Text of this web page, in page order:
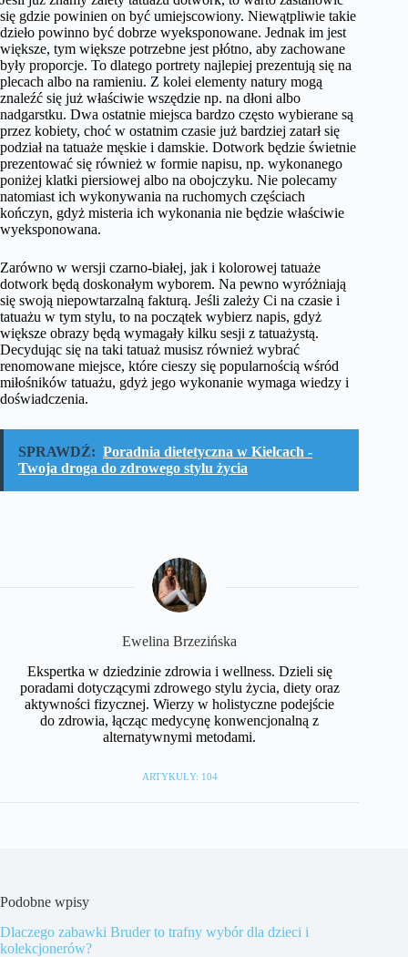
się gdzie powinien on być umiejscowiony. Niewątpliwie takie
dzieło powinno być dobrze wyeksponowane. Jednak im jest
większe, tym większe potrzebne jest płótno, aby zachowane
były proporcje. To dlatego portrety najlepiej prezentują się na
plecach albo na ramieniu. Z kolei elementy natury mogą
znaleźć się już właściwie wszędzie np. na dłoni albo
nadgarstku. Dwa ostatnie miejsca bardzo często wybierane są
przez kobiety, choć w ostatnim czasie już bardziej zatarł się
podział na tatuaże męskie i damskie. Dotwork będzie świetnie
prezentować się również w formie napisu, np. wykonanego
poniżej klatki piersiowej albo na obojczyku. Nie polecamy
natomiast ich wykonywania na ruchomych częściach
kończyn, gdyż misteria ich wykonania nie będzie właściwie
wyeksponowana.
Zarówno w wersji czarno-białej, jak i kolorowej tatuaże
dotwork będą doskonałym wyborem. Na pewno wyróżniają
się swoją niepowtarzalną fakturą. Jeśli zależy Ci na czasie i
tatuażu w tym stylu, to na początek wybierz napis, gdyż
większe obrazy będą wymagały kilku sesji z tatuażystą.
Decydując się na taki tatuaż musisz również wybrać
renomowane miejsce, które cieszy się popularnością wśród
miłośników tatuażu, gdyż jego wykonanie wymaga wiedzy i
doświadczenia.
SPRAWDŹ: Poradnia dietetyczna w Kielcach -
Twoja droga do zdrowego stylu życia
Ewelina Brzezińska
Ekspertka w dziedzinie zdrowia i wellness. Dzieli się
poradami dotyczącymi zdrowego stylu życia, diety oraz
aktywności fizycznej. Wierzy w holistyczne podejście
do zdrowia, łącząc medycynę konwencjonalną z
alternatywnymi metodami.
ARTYKUŁY: 104
Podobne wpisy
Dlaczego zabawki Bruder to trafny wybór dla dzieci i
kolekcjonerów?